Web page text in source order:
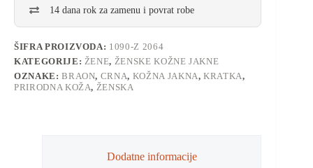
14 dana rok za zamenu i povrat robe
ŠIFRA PROIZVODA: 1090-Z 2064
KATEGORIJE: ŽENE, ŽENSKE KOŽNE JAKNE
OZNAKE:BRAON, CRNA, KOŽNA JAKNA,KRATKA,
PRIRODNA KOŽA, ŽENSKA
Dodatne informacije